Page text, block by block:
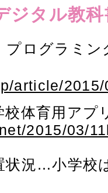
ジタル教
プログラミ
article/
校体育用ア
2015/03/
状況…小学校